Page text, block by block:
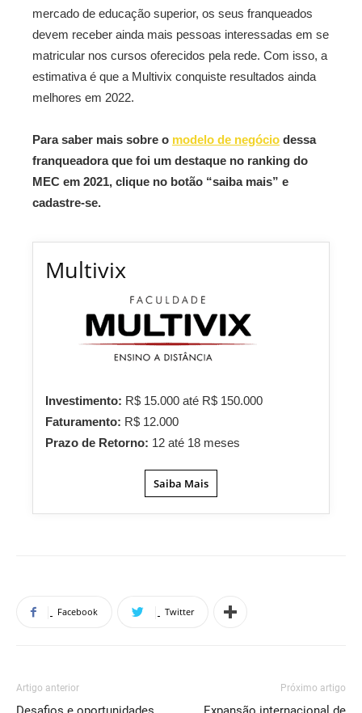
mercado de educação superior, os seus franqueados
devem receber ainda mais pessoas interessadas em se
matricular nos cursos oferecidos pela rede. Com isso, a
estimativa é que a Multivix conquiste resultados ainda
melhores em 2022.
Para saber mais sobre o modelo de negócio dessa
franqueadora que foi um destaque no ranking do
MEC em 2021, clique no botão “saiba mais” e
cadastre-se.
Multivix
Investimento: R$ 15.000 até R$ 150.000
Faturamento: R$ 12.000
Prazo de Retorno: 12 até 18 meses
Saiba Mais
Facebook Twitter
Artigo anterior Próximo artigo